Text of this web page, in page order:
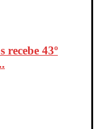
recebe 43º